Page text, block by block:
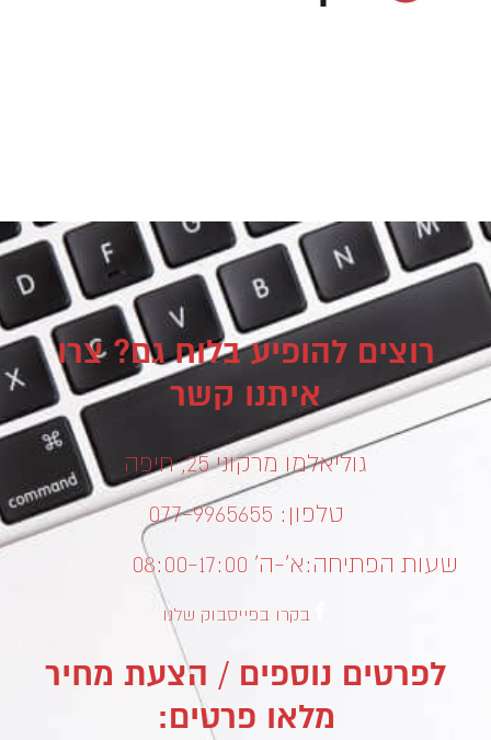
רוצים להופיע בלוח גם? צרו
איתנו קשר
גוליאלמו מרקוני 25, חיפה
טלפון: 077-9965655
שעות הפתיחה:א’-ה’ 08:00-17:00
בקרו בפייסבוק שלנו
לפרטים נוספים / הצעת מחיר
מלאו פרטים: